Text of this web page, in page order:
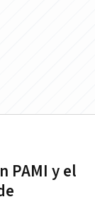
PAMI y el